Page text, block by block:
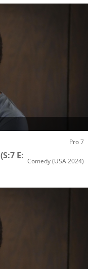
Pro 7
(S:7 E:
Comedy(USA 2024)